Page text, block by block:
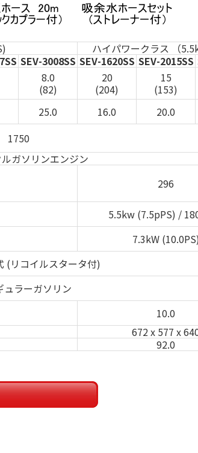
ハイパワークラス （
SEV-3008SS SEV-1620SS SEV-2015SS
8.0
(82)
20
(204)
15
(153)
25.0 16.0 20.0
1750
ガソリンエンジン
296
5.5kw (7.5pPS) /
7.3kW
(リコイルスタータ付)
ュラーガソリン
10.0
672 x 577 x
92.0